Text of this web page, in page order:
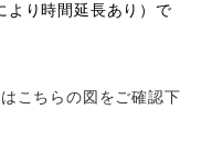
より時間延長あり）で
こちらの図をご確認下